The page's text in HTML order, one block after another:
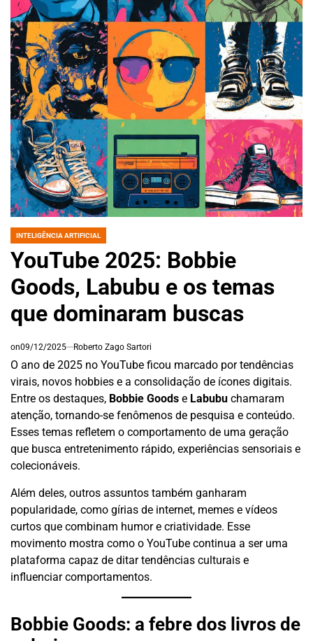
POSTED
INTELIGÊNCIA ARTIFICIAL
YouTube 2025: Bobbie
Goods, Labubu e os temas
que dominaram buscas
on09/12/2025 Roberto Zago Sartori
O ano de 2025 no YouTube ficou marcado por tendências
virais, novos hobbies e a consolidação de ícones digitais.
Entre os destaques, Bobbie Goods e Labubu chamaram
atenção, tornando-se fenômenos de pesquisa e conteúdo.
Esses temas refletem o comportamento de uma geração
que busca entretenimento rápido, experiências sensoriais e
colecionáveis.
Além deles, outros assuntos também ganharam
popularidade, como gírias de internet, memes e vídeos
curtos que combinam humor e criatividade. Esse
movimento mostra como o YouTube continua a ser uma
plataforma capaz de ditar tendências culturais e
influenciar comportamentos.
Bobbie Goods: a febre dos livros de